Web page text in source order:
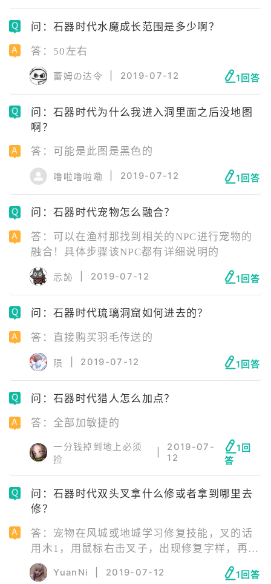
问：石器时代水魔成长范围是多少啊？
答：50左右
蕾姆の达令 2019-07-12 1回答
问：石器时代为什么我进入洞里面之后没地图
啊？
答：可能是此图是黑色的
噜啦噜啦嘞 2019-07-12 1回答
问：石器时代宠物怎么融合？
答：可以在渔村那找到相关的NPC进行宠物的
融合！具体步骤该NPC都有详细说明的
忈訫 2019-07-12 1回答
问：石器时代琉璃洞窟如何进去的？
答：直接购买羽毛传送的
陨 2019-07-12 1回答
问：石器时代猎人怎么加点？
答：全部加敏捷的
一分钱掉到地上必须
捡
2019-07-
12
1回
答
问：石器时代双头叉拿什么修或者拿到哪里去
修？
答：宠物在风城或地城学习修复技能，叉的话
用木1，用鼠标右击叉子，出现修复字样，再右
键点击木1，使用修复技能，修复完毕。
YuanNi 2019-07-12 1回答